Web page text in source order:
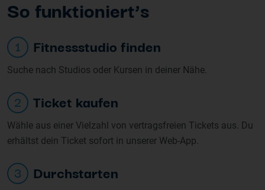
So funktioniert’s
1 Fitnessstudio finden
Suche nach Studios oder Kursen in deiner Nähe.
2 Ticket kaufen
Wähle aus einer Vielzahl von vertragsfreien Tickets aus. Du
erhältst dein Ticket sofort in unserer Web-App.
3 Durchstarten